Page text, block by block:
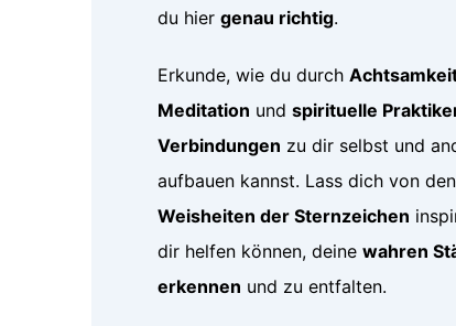
du hier genau richtig.
Erkunde, wie du durch
Meditation und spirituelle
Verbindungen zu dir selbst und
aufbauen kannst. Lass dich von den
Weisheiten der Sternzeichen
dir helfen können, deine wahren
erkennen und zu entfalten.